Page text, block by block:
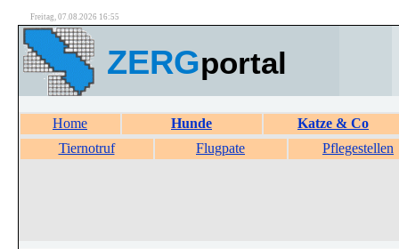
Freitag, 07.08.2026 16:55
ZERGportal
Home Hunde
Katze & Co
Tiernotruf
Flugpate Pflegestellen